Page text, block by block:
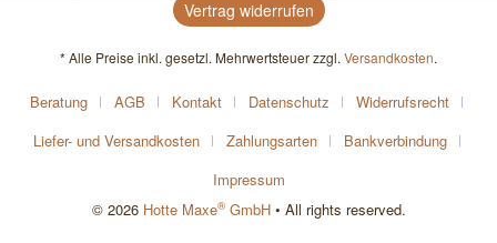
Vertrag widerrufen
* Alle Preise inkl. gesetzl. Mehrwertsteuer zzgl. Versandkosten.
Beratung AGB Kontakt Datenschutz
Widerrufsrecht
Liefer- und Versandkosten
Zahlungsarten
Bankverbindung
Impressum
© 2026 Hotte Maxe®GmbH• All rights reserved.